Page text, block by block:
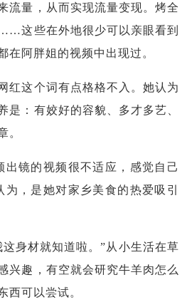
流量，从而实现流量变现。烤全
这些在外地很少可以亲眼看到
在阿胖姐的视频中出现过。
红这个词有点格格不入。她认为
是：有姣好的容貌、多才多艺、
。
出镜的视频很不适应，感觉自己
，是她对家乡美食的热爱吸引
身材就知道啦。”从小生活在草
兴趣，有空就会研究牛羊肉怎么
西可以尝试。